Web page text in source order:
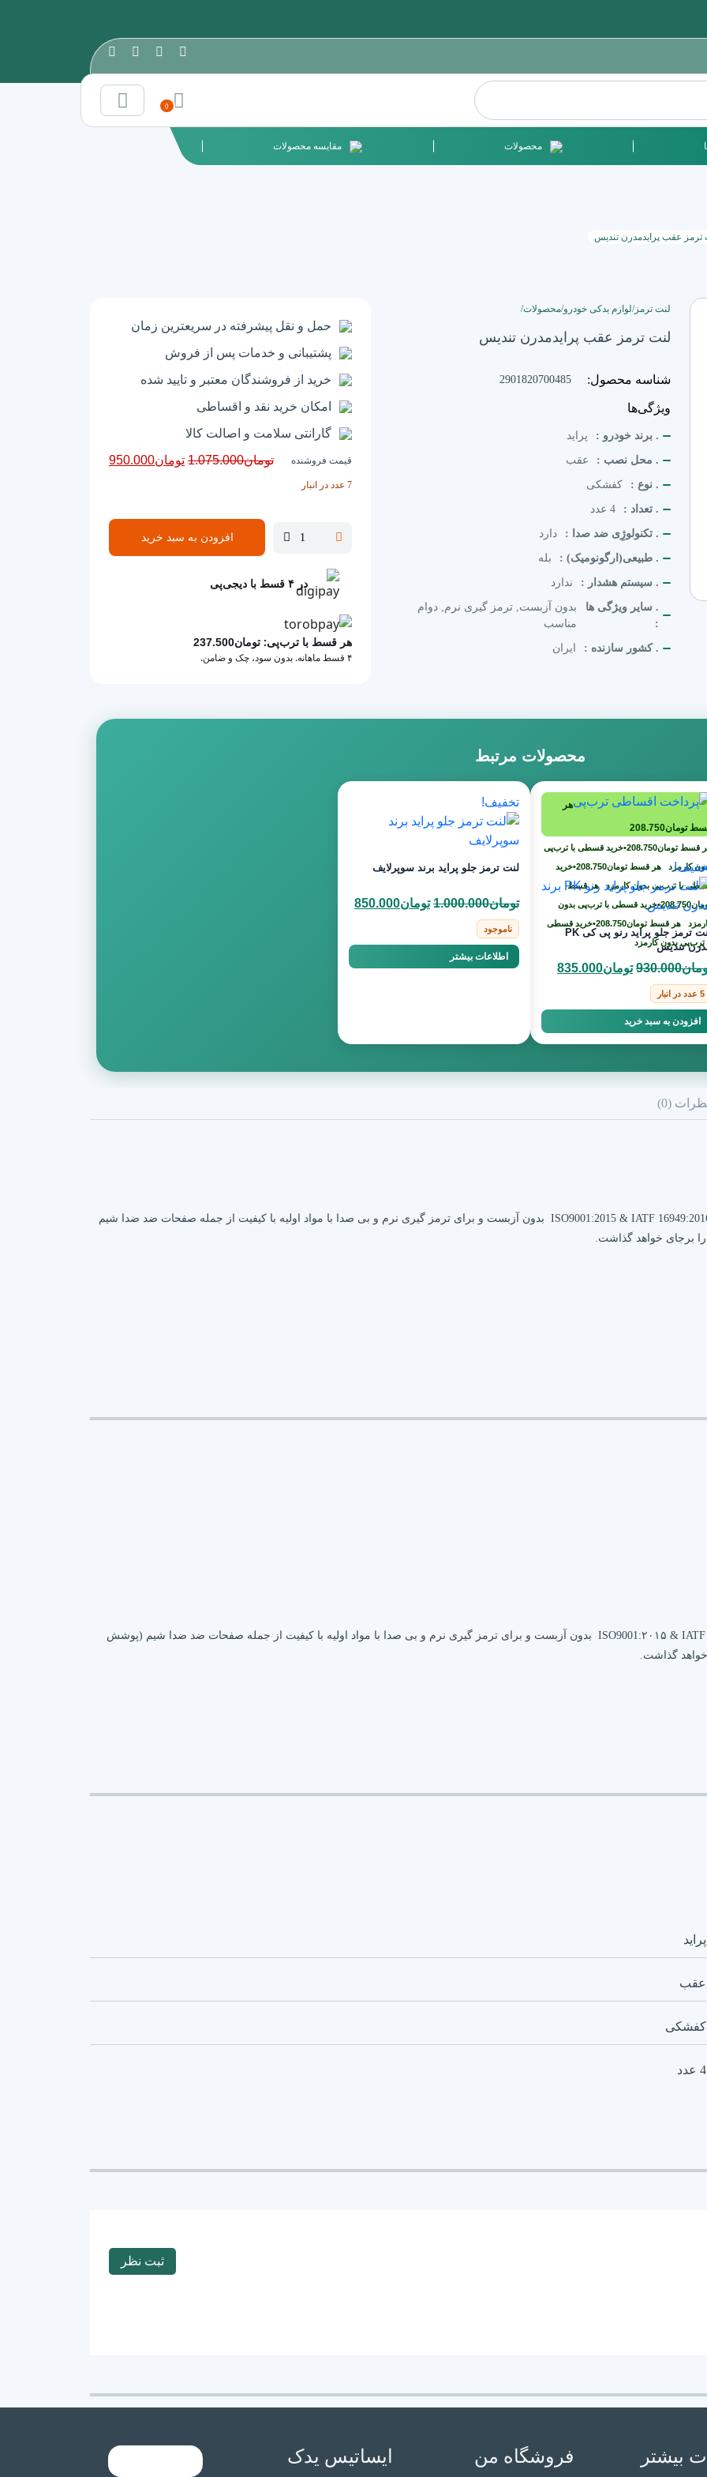
0
محصولات مقایسه محصولات
ترمز عقب پرایدمدرن تندیس
لنت ترمز/لوازم یدکی خودرو/محصولات/
لنت ترمز عقب پرایدمدرن تندیس
شناسه محصول: 2901820700485
ویژگی‌ها
. برند خودرو : پراید
. محل نصب : عقب
. نوع : کفشکی
. تعداد : 4 عدد
. تکنولوژِی ضد صدا : دارد
. طبیعی(ارگونومیک) : بله
. سیستم هشدار : ندارد
. سایر ویژگی ها
:
بدون آزبست, ترمز گیری نرم, دوام
مناسب
. کشور سازنده : ایران
حمل و نقل پیشرفته در سریعترین زمان
پشتیبانی و خدمات پس از فروش
خرید از فروشندگان معتبر و تایید شده
امکان خرید نقد و اقساطی
گارانتی سلامت و اصالت کالا
قیمت فروشنده تومان1.075.000 قیمت
بود.
تومان950.000قیمت
7 عدد در انبار
لنت
ترمز
عقب
پرایدمدرن
تندیس
عدد
افزودن به سبد خرید
در ۴ قسط با دیجی‌پی
هر قسط با ترب‌پی: تومان237.500
۴ قسط ماهانه. بدون سود، چک و ضامن.
محصولات مرتبط
هر
تومان208.750
قسطتومان208.750
•خرید قسطی با ترب‌پی
کارمزد هر قسطتومان208.750
•خرید
با ترب‌پی بدون کارمزدهر قسط
208.750
•خرید قسطی با ترب‌پی بدون
هر قسطتومان208.750
•خرید قسطی
ترب‌پی بدون کارمزد
لنت ترمز جلو پراید رنو پی کی PK
تندیس
930.000قیمت
بود.
تومان835.000قیمت
5 عدد در انبار
افزودن به سبد خرید
تخفیف!
لنت ترمز جلو پراید برند سوپرلایف
تومان1.000.000قیمت
تومان850.000قیمت
ناموجود
اطلاعات بیشتر
(0)
لنت ترمز عقب پراید مدرن تندیس بر اساس گواهینامه ISO9001:2015 & IATF 16949:2016 بدون آزبست و برای ترمز گیری نرم و بی صدا با مواد اولیه با کیفیت از جمله صفحات ضد ضدا شیم
برجای خواهد گذاشت.
محصولات مدرن تندیس بر اساس گواهینامه ISO9001:۲۰۱۵ & IATF ۱۶۹۴۹:۲۰۱۶ بدون آزبست و برای ترمز گیری نرم و بی صدا با مواد اولیه با کیفیت از جمله صفحات ضد ضدا شیم (پوشش
گذاشت.
پراید
عقب
کفشکی
4 عدد
ثبت نظر
بیشتر فروشگاه من ایساتیس یدک